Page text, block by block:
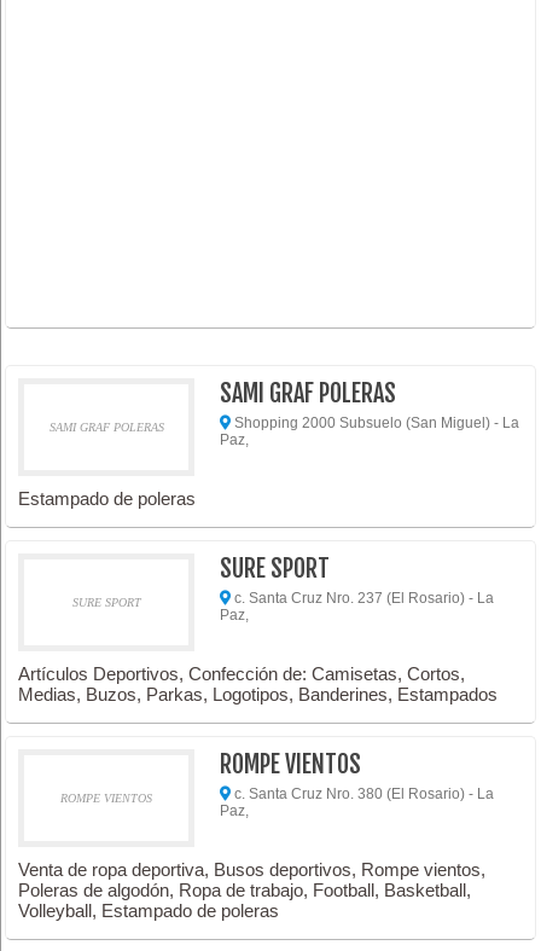
SAMI GRAF POLERAS
SAMI GRAF POLERAS
Shopping 2000 Subsuelo (San Miguel) - La
Paz,
Estampado de poleras
SURE SPORT
SURE SPORT
c. Santa Cruz Nro. 237 (El Rosario) - La
Paz,
Artículos Deportivos, Confección de: Camisetas, Cortos,
Medias, Buzos, Parkas, Logotipos, Banderines, Estampados
ROMPE VIENTOS
ROMPE VIENTOS
c. Santa Cruz Nro. 380 (El Rosario) - La
Paz,
Venta de ropa deportiva, Busos deportivos, Rompe vientos,
Poleras de algodón, Ropa de trabajo, Football, Basketball,
Volleyball, Estampado de poleras